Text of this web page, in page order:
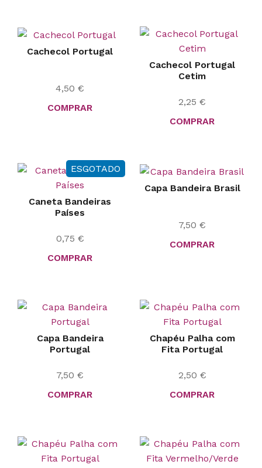
Cachecol Portugal
4,50 €
COMPRAR
Cachecol Portugal
Cetim
2,25 €
COMPRAR
ESGOTADO
Caneta Bandeiras
Países
0,75 €
COMPRAR
Capa Bandeira Brasil
7,50 €
COMPRAR
Capa Bandeira
Portugal
7,50 €
COMPRAR
Chapéu Palha com
Fita Portugal
2,50 €
COMPRAR